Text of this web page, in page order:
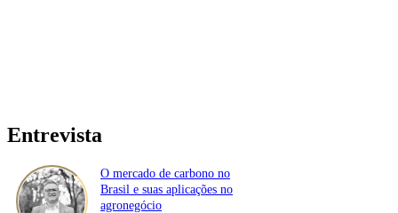
Entrevista
O mercado de carbono no
Brasil e suas aplicações no
agronegócio